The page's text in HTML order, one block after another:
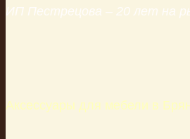
ИП Пестрецова – 20 лет на
Аксессуары для мебели в